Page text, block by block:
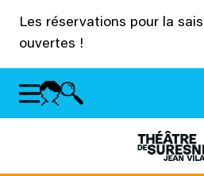
Les réservations pour la
ouvertes !